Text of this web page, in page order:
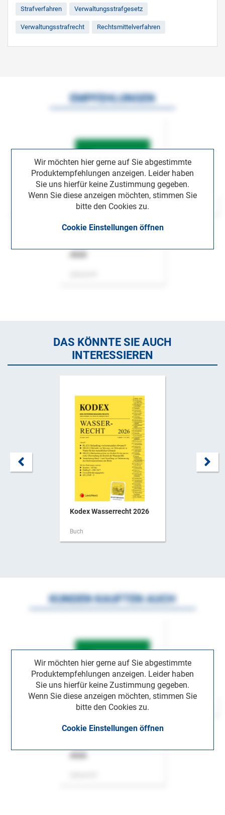
Strafverfahren Verwaltungsstrafgesetz
Verwaltungsstrafrecht Rechtsmittelverfahren
Wir möchten hier gerne auf Sie abgestimmte
Produktempfehlungen anzeigen. Leider haben
Sie uns hierfür keine Zustimmung gegeben.
Wenn Sie diese anzeigen möchten, stimmen Sie
bitte den Cookies zu.
Cookie Einstellungen öffnen
EMPFEHLUNGEN
DAS KÖNNTE SIE AUCH
INTERESSIEREN
Kodex Wasserrecht 2026
Buch
Wir möchten hier gerne auf Sie abgestimmte
Produktempfehlungen anzeigen. Leider haben
Sie uns hierfür keine Zustimmung gegeben.
Wenn Sie diese anzeigen möchten, stimmen Sie
bitte den Cookies zu.
Cookie Einstellungen öffnen
KUNDEN KAUFTEN AUCH